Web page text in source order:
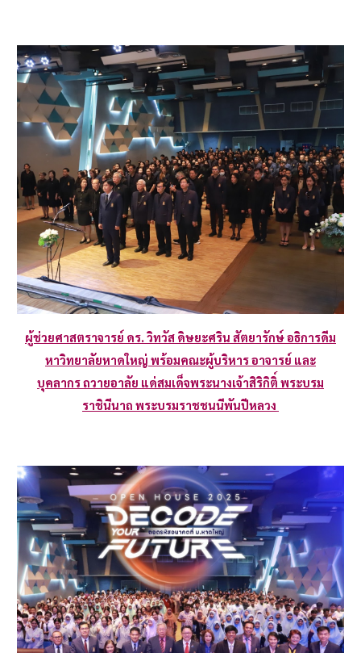
ผู้ช่วยศาสตราจารย์ ดร. วิทวัส ดิษยะศริน สัตยารักษ์ อธิการดีม
หาวิทยาลัยหาดใหญ่ พร้อมคณะผู้บริหาร อาจารย์ และ
บุคลากร ถวายอาลัย แด่สมเด็จพระนางเจ้าสิริกิติ์ พระบรม
ราชินีนาถ พระบรมราชชนนีพันปีหลวง